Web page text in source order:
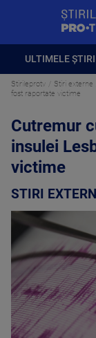
ULTIMELE ȘTIRI
Stirileprotv Stiri externe
fost raportate victime
Cutremur
insulei
victime
STIRI